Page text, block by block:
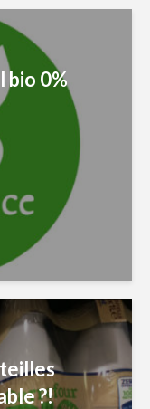
bio 0%
?!